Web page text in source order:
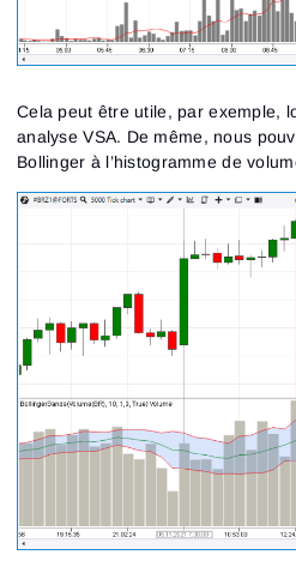
Cela peut être utile, par exemple,
analyse VSA. De même, nous
Bollinger à l’histogramme de